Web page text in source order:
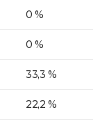
0 %
0 %
33,3 %
22,2 %